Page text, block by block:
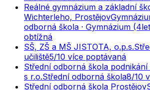
Reálné gymnázium a základní
Wichterleho, Prostějov
odborná škola · Gymnázium
obtížná
SŠ, ZŠ a MŠ JISTOTA, o.p.s.
učiliště5/10 více poptávaná
Střední odborná škola
s r.o.Střední odborná škola8/10
Střední odborná škola Prostějov